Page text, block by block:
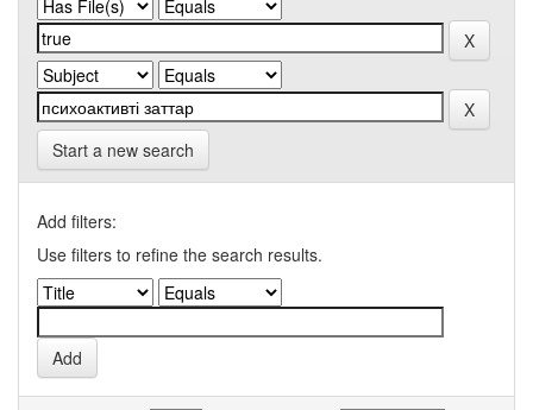
Start a new search
Add filters:
Use filters to refine the search results.